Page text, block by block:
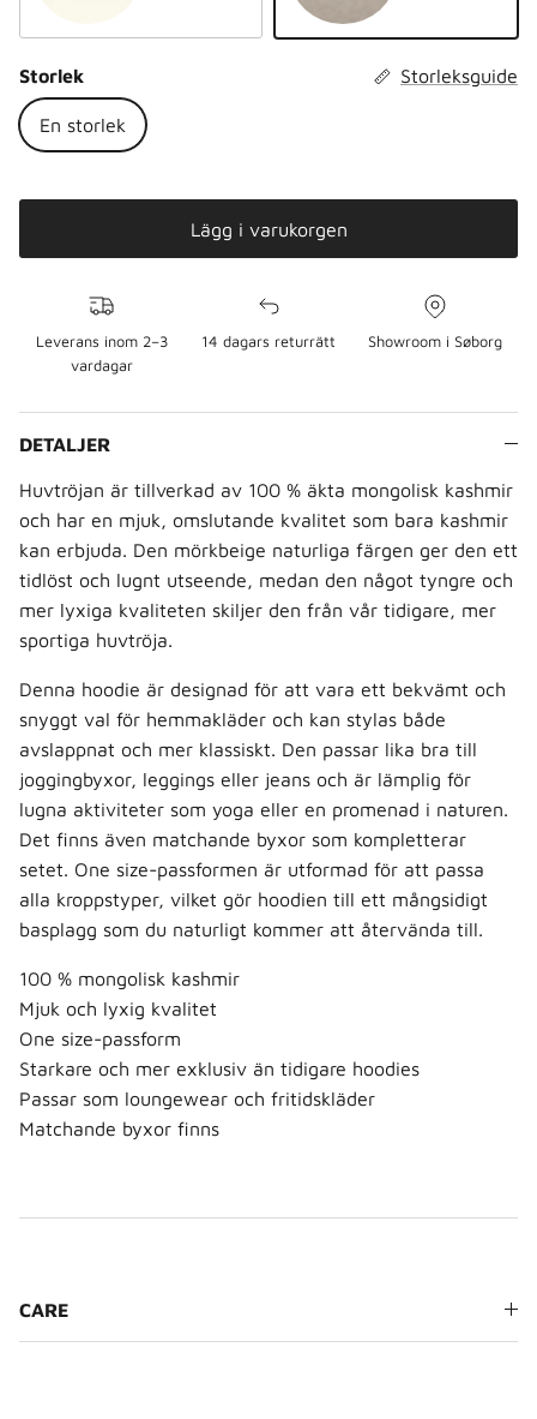
Storlek Storleksguide
En storlek
Lägg i varukorgen
Leverans inom 2–3
vardagar
14 dagars returrätt Showroom i Søborg
DETALJER
Huvtröjan är tillverkad av 100 % äkta mongolisk kashmir
och har en mjuk, omslutande kvalitet som bara kashmir
kan erbjuda. Den mörkbeige naturliga färgen ger den ett
tidlöst och lugnt utseende, medan den något tyngre och
mer lyxiga kvaliteten skiljer den från vår tidigare, mer
sportiga huvtröja.
Denna hoodie är designad för att vara ett bekvämt och
snyggt val för hemmakläder och kan stylas både
avslappnat och mer klassiskt. Den passar lika bra till
joggingbyxor, leggings eller jeans och är lämplig för
lugna aktiviteter som yoga eller en promenad i naturen.
Det finns även matchande byxor som kompletterar
setet. One size-passformen är utformad för att passa
alla kroppstyper, vilket gör hoodien till ett mångsidigt
basplagg som du naturligt kommer att återvända till.
100 % mongolisk kashmir
Mjuk och lyxig kvalitet
One size-passform
Starkare och mer exklusiv än tidigare hoodies
Passar som loungewear och fritidskläder
Matchande byxor finns
CARE